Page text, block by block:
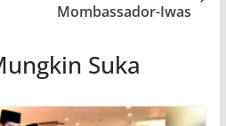
Mombassador-Iwas
Suka